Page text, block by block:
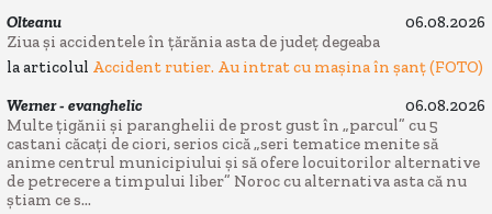
Olteanu
06.08.2026
Ziua și accidentele în țărănia asta de județ degeaba
la articolul Accident rutier. Au intrat cu mașina în șanț (FOTO)
Werner - evanghelic
06.08.2026
Multe țigănii și paranghelii de prost gust în „parcul” cu 5
castani căcați de ciori, serios cică „seri tematice menite să
anime centrul municipiului și să ofere locuitorilor alternative
de petrecere a timpului liber” Noroc cu alternativa asta că nu
știam ce s...